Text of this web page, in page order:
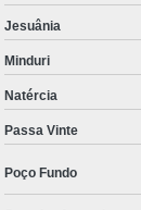
Social Branca
Camisa Social
Social
Camisa
Camisa Social
Jesuânia
Minduri
Natércia
Passa Vinte
Poço Fundo